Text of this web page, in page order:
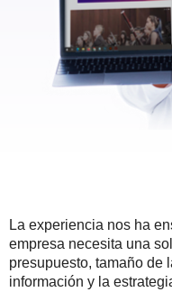
La experiencia nos ha
empresa necesita una
presupuesto, tamaño de
información y la